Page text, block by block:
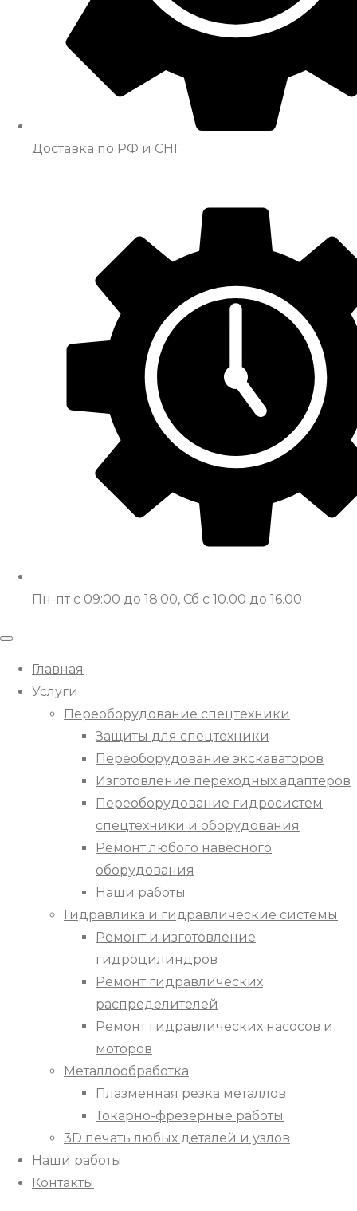
Доставка по РФ и СНГ
Пн-пт с 09:00 до 18:00, Сб с 10.00 до 16.00
Главная
Услуги
Переоборудование спецтехники
Защиты для спецтехники
Переоборудование экскаваторов
Изготовление переходных адаптеров
Переоборудование гидросистем
спецтехники и оборудования
Ремонт любого навесного
оборудования
Наши работы
Гидравлика и гидравлические системы
Ремонт и изготовление
гидроцилиндров
Ремонт гидравлических
распределителей
Ремонт гидравлических насосов и
моторов
Металлообработка
Плазменная резка металлов
Токарно-фрезерные работы
3D печать любых деталей и узлов
Наши работы
Контакты